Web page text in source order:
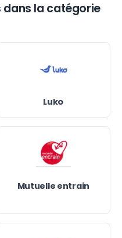
la catégorie
Luko
Mutuelle entrain